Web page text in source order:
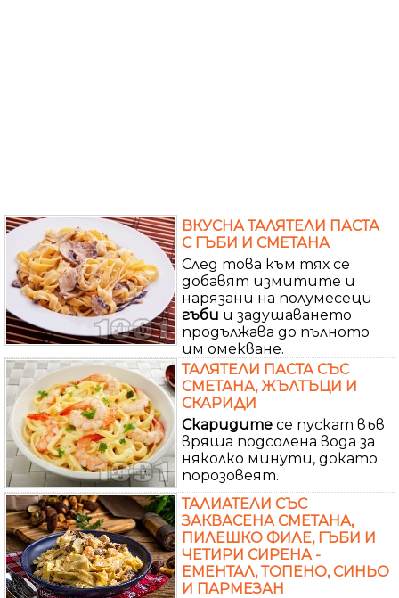
ВКУСНА ТАЛЯТЕЛИ ПАСТА
С ГЪБИ И СМЕТАНА
След това към тях се
добавят измитите и
нарязани на полумесеци
гъби и задушаването
продължава до пълното
им омекване.
ТАЛЯТЕЛИ ПАСТА СЪС
СМЕТАНА, ЖЪЛТЪЦИ И
СКАРИДИ
Скаридите се пускат във
вряща подсолена вода за
няколко минути, докато
порозовеят.
ТАЛИАТЕЛИ СЪС
ЗАКВАСЕНА СМЕТАНА,
ПИЛЕШКО ФИЛЕ, ГЪБИ И
ЧЕТИРИ СИРЕНА -
ЕМЕНТАЛ, ТОПЕНО, СИНЬО
И ПАРМЕЗАН